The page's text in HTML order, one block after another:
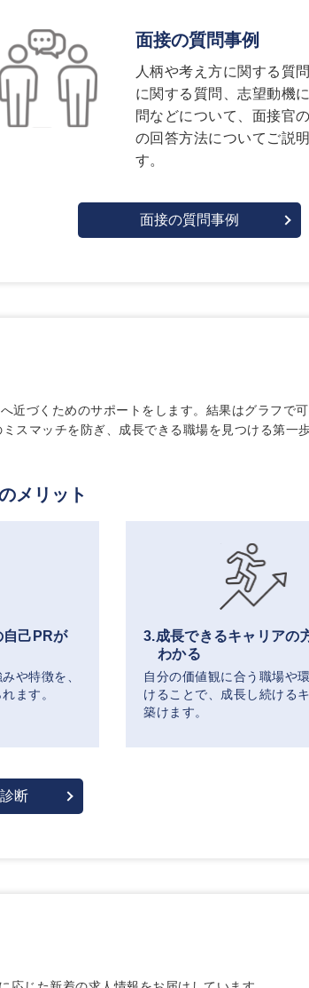
面接の質問事例
人柄や考え方に関する質
に関する質問、志望動機
問などについて、面接官
の回答方法についてご説
す。
面接の質問事例
づくためのサポートをします。結果はグラフで可
スマッチを防ぎ、成長できる職場を見つける第一
メリット
自己PRが
や特徴を、
ます。
3.成長できるキャリアの
わかる
自分の価値観に合う職場や
けることで、成長し続ける
築けます。
断